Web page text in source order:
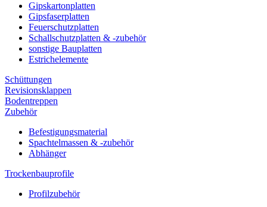
Gipskartonplatten
Gipsfaserplatten
Feuerschutzplatten
Schallschutzplatten & -zubehör
sonstige Bauplatten
Estrichelemente
Schüttungen
Revisionsklappen
Bodentreppen
Zubehör
Befestigungsmaterial
Spachtelmassen & -zubehör
Abhänger
Trockenbauprofile
Profilzubehör